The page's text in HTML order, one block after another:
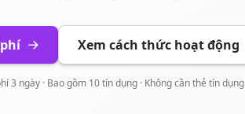
Xem cách thức hoạt động
3 ngày · Bao gồm 10 tín dụng · Không cần thẻ tín dụng